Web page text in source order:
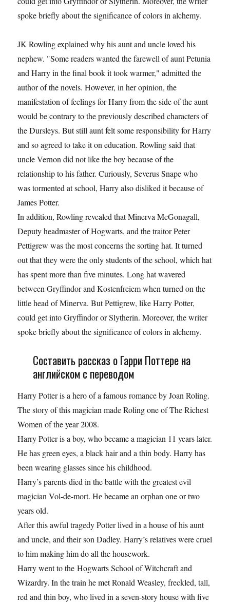
spoke briefly about the significance of colors in alchemy.
JK Rowling explained why his aunt and uncle loved his
nephew. "Some readers wanted the farewell of aunt Petunia
and Harry in the final book it took warmer," admitted the
author of the novels. However, in her opinion, the
manifestation of feelings for Harry from the side of the aunt
would be contrary to the previously described characters of
the Dursleys. But still aunt felt some responsibility for Harry
and so agreed to take it on education. Rowling said that
uncle Vernon did not like the boy because of the
relationship to his father. Curiously, Severus Snape who
was tormented at school, Harry also disliked it because of
James Potter.
In addition, Rowling revealed that Minerva McGonagall,
Deputy headmaster of Hogwarts, and the traitor Peter
Pettigrew was the most concerns the sorting hat. It turned
out that they were the only students of the school, which hat
has spent more than five minutes. Long hat wavered
between Gryffindor and Kostenfreiem when turned on the
little head of Minerva. But Pettigrew, like Harry Potter,
could get into Gryffindor or Slytherin. Moreover, the writer
spoke briefly about the significance of colors in alchemy.
Составить рассказ о Гарри Поттере на
английском с переводом
Harry Potter is a hero of a famous romance by Joan Roling.
The story of this magician made Roling one of The Richest
Women of the year 2008.
Harry Potter is a boy, who became a magician 11 years later.
He has green eyes, a black hair and a thin body. Harry has
been wearing glasses since his childhood.
Harry’s parents died in the battle with the greatest evil
magician Vol-de-mort. Не became an orphan one or two
years old.
After this awful tragedy Potter lived in a house of his aunt
and uncle, and their son Dadley. Harry’s relatives were cruel
to him making him do all the housework.
Harry went to the Hogwarts School of Witchcraft and
Wizardry. In the train he met Ronald Weasley, freckled, tall,
red and thin boy, who lived in a seven-story house with five